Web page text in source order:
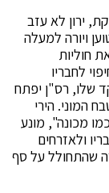
ירון לא עזב
ויורה למעלה
חוליות
לחבריו
שלו, רס"ן יפתח
המוני. הירי
מכונה", מונע
ולאזרחים
שהתחולל על סף